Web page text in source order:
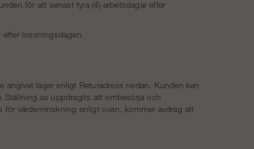
för att senast fyra (4) arbetsdagar efter
lossningsdagen.
angivet lager enligt Returadress nedan. Kunden kan
Ställning.se uppdragits att ombesörja och
för värdeminskning enligt ovan, kommer avdrag att